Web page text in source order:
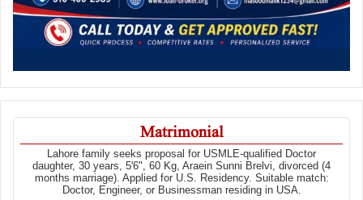
Matrimonial
Lahore family seeks proposal for USMLE-qualified Doctor
daughter, 30 years, 5'6", 60 Kg, Araein Sunni Brelvi, divorced (4
months marriage). Applied for U.S. Residency. Suitable match:
Doctor, Engineer, or Businessman residing in USA.